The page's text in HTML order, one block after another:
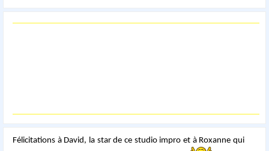
Félicitations à David, la star de ce studio impro et à Roxanne qui